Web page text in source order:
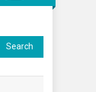
Search for: